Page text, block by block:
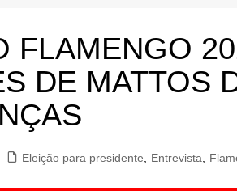
FLAMENGO
DE MATTOS
Eleição para presidente Entrevista